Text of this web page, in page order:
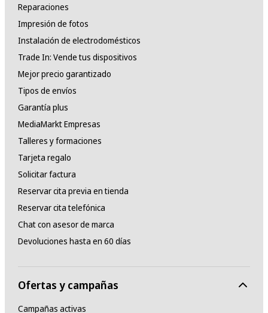
Reparaciones
Impresión de fotos
Instalación de electrodomésticos
Trade In: Vende tus dispositivos
Mejor precio garantizado
Tipos de envíos
Garantía plus
MediaMarkt Empresas
Talleres y formaciones
Tarjeta regalo
Solicitar factura
Reservar cita previa en tienda
Reservar cita telefónica
Chat con asesor de marca
Devoluciones hasta en 60 días
Ofertas y campañas
Campañas activas